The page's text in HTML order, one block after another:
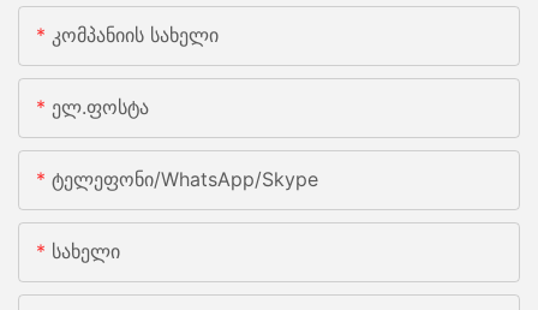
Კომპანიის Სახელი
Ელ.ფოსტა
Ტელეფონი/WhatsApp/Skype
Სახელი